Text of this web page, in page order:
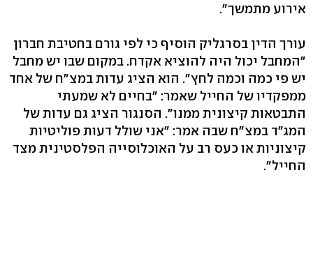
אירוע מתמשך".
עורך הדין בסרגליק הוסיף כי לפי גורם בחטיבת חברון
"המחבל יכול היה להוציא אקדח. במקום שבו יש מחבל
יש פי כמה וכמה לחץ". הוא הציג עדות במצ"ח של אחד
ממפקדיו של החייל שאמר: "בחיים לא שמעתי
התבטאות קיצונית ממנו". הסנגור הציג גם עדות של
המג"ד במצ"ח שבה אמר: "אני שולל דעות פוליטיות
קיצוניות או כעס רב על האוכלוסייה הפלסטינית מצד
החייל".